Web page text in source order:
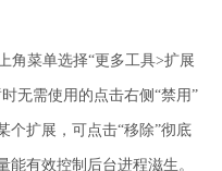
角菜单选择“更多工具>扩展
无需使用的点击右侧“禁用”
个扩展，可点击“移除”彻底
有效控制后台进程滋生。